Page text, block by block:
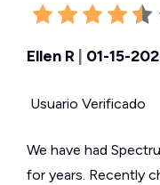
Ellen R 01-15-
Usuario Verificado
We have had
for years. Recently